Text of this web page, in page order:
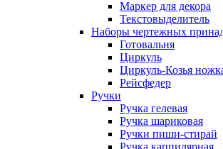
Маркер для декора
Текстовыделитель
Наборы чертежных
Готовальня
Циркуль
Циркуль-Козья
Рейсфедер
Ручки
Ручка гелевая
Ручка шариковая
Ручки пиши-стирай
Ручка каппилярная